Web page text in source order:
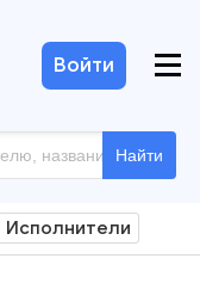
Найти
Войти
Исполнители